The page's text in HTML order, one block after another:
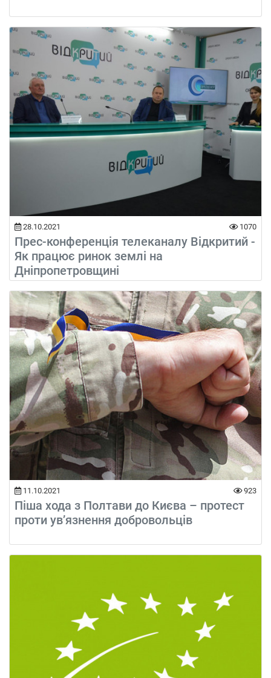
28.10.2021 1070
Прес-конференція телеканалу Відкритий -
Як працює ринок землі на
Дніпропетровщині
11.10.2021 923
Піша хода з Полтави до Києва – протест
проти ув’язнення добровольців